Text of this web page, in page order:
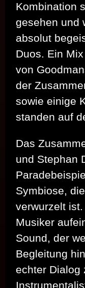
Kombination
gesehen und
absolut
Duos. Ein
von
der
sowie einige
standen auf
Das
und Stephan
Symbiose,
verwurzelt
Musiker
Sound, der
Begleitung
echter Dialog